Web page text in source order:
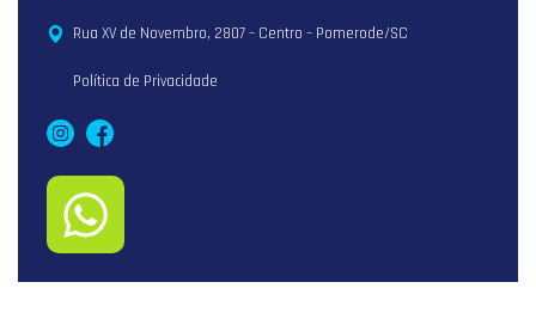
Rua XV de Novembro, 2807 – Centro – Pomerode/SC
Política de Privacidade